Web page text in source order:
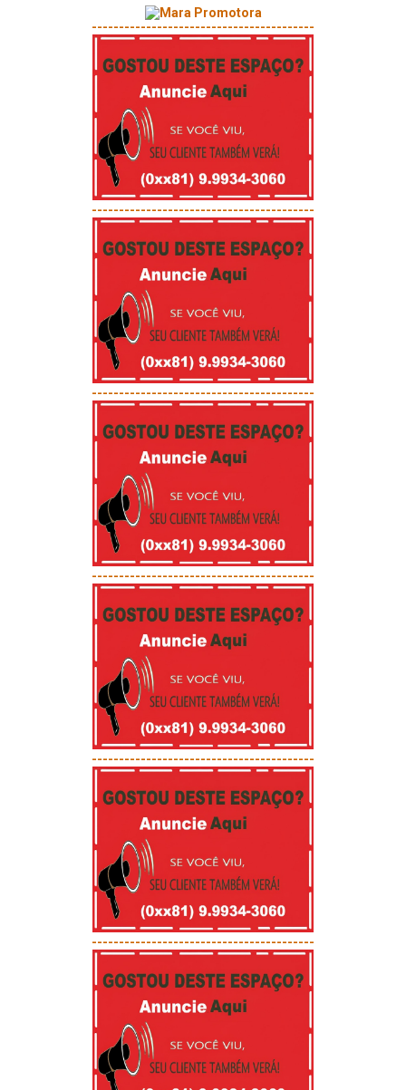
-----------------------------------------
-----------------------------------------
-----------------------------------------
-----------------------------------------
-----------------------------------------
-----------------------------------------